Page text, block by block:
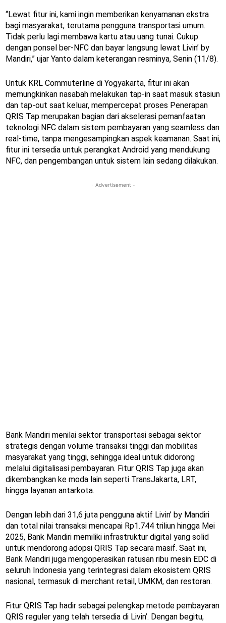
“Lewat fitur ini, kami ingin memberikan kenyamanan ekstra
bagi masyarakat, terutama pengguna transportasi umum.
Tidak perlu lagi membawa kartu atau uang tunai. Cukup
dengan ponsel ber-NFC dan bayar langsung lewat Livin’ by
Mandiri,” ujar Yanto dalam keterangan resminya, Senin (11/8).
Untuk KRL Commuterline di Yogyakarta, fitur ini akan
memungkinkan nasabah melakukan tap-in saat masuk stasiun
dan tap-out saat keluar, mempercepat proses Penerapan
QRIS Tap merupakan bagian dari akselerasi pemanfaatan
teknologi NFC dalam sistem pembayaran yang seamless dan
real-time, tanpa mengesampingkan aspek keamanan. Saat ini,
fitur ini tersedia untuk perangkat Android yang mendukung
NFC, dan pengembangan untuk sistem lain sedang dilakukan.
- Advertisement -
Bank Mandiri menilai sektor transportasi sebagai sektor
strategis dengan volume transaksi tinggi dan mobilitas
masyarakat yang tinggi, sehingga ideal untuk didorong
melalui digitalisasi pembayaran. Fitur QRIS Tap juga akan
dikembangkan ke moda lain seperti TransJakarta, LRT,
hingga layanan antarkota.
Dengan lebih dari 31,6 juta pengguna aktif Livin’ by Mandiri
dan total nilai transaksi mencapai Rp1.744 triliun hingga Mei
2025, Bank Mandiri memiliki infrastruktur digital yang solid
untuk mendorong adopsi QRIS Tap secara masif. Saat ini,
Bank Mandiri juga mengoperasikan ratusan ribu mesin EDC di
seluruh Indonesia yang terintegrasi dalam ekosistem QRIS
nasional, termasuk di merchant retail, UMKM, dan restoran.
Fitur QRIS Tap hadir sebagai pelengkap metode pembayaran
QRIS reguler yang telah tersedia di Livin’. Dengan begitu,